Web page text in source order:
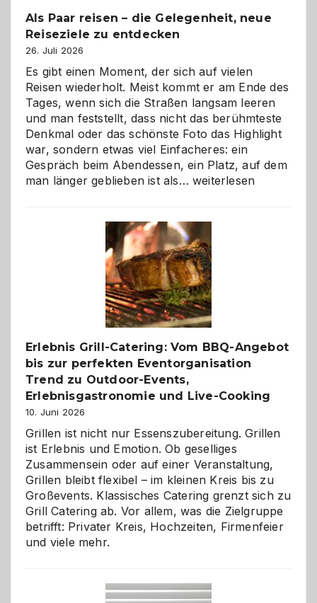
Als Paar reisen – die Gelegenheit, neue
Reiseziele zu entdecken
26. Juli 2026
Es gibt einen Moment, der sich auf vielen
Reisen wiederholt. Meist kommt er am Ende des
Tages, wenn sich die Straßen langsam leeren
und man feststellt, dass nicht das berühmteste
Denkmal oder das schönste Foto das Highlight
war, sondern etwas viel Einfacheres: ein
Gespräch beim Abendessen, ein Platz, auf dem
man länger geblieben ist als… Als
–
die
Gelegenheit,
neue
Reiseziele
zu
entdecken
weiterlesen
Erlebnis Grill-Catering: Vom BBQ-Angebot
bis zur perfekten Eventorganisation
Trend zu Outdoor-Events,
Erlebnisgastronomie und Live-Cooking
10. Juni 2026
Grillen ist nicht nur Essenszubereitung. Grillen
ist Erlebnis und Emotion. Ob geselliges
Zusammensein oder auf einer Veranstaltung,
Grillen bleibt flexibel – im kleinen Kreis bis zu
Großevents. Klassisches Catering grenzt sich zu
Grill Catering ab. Vor allem, was die Zielgruppe
betrifft: Privater Kreis, Hochzeiten, Firmenfeier
und viele mehr.